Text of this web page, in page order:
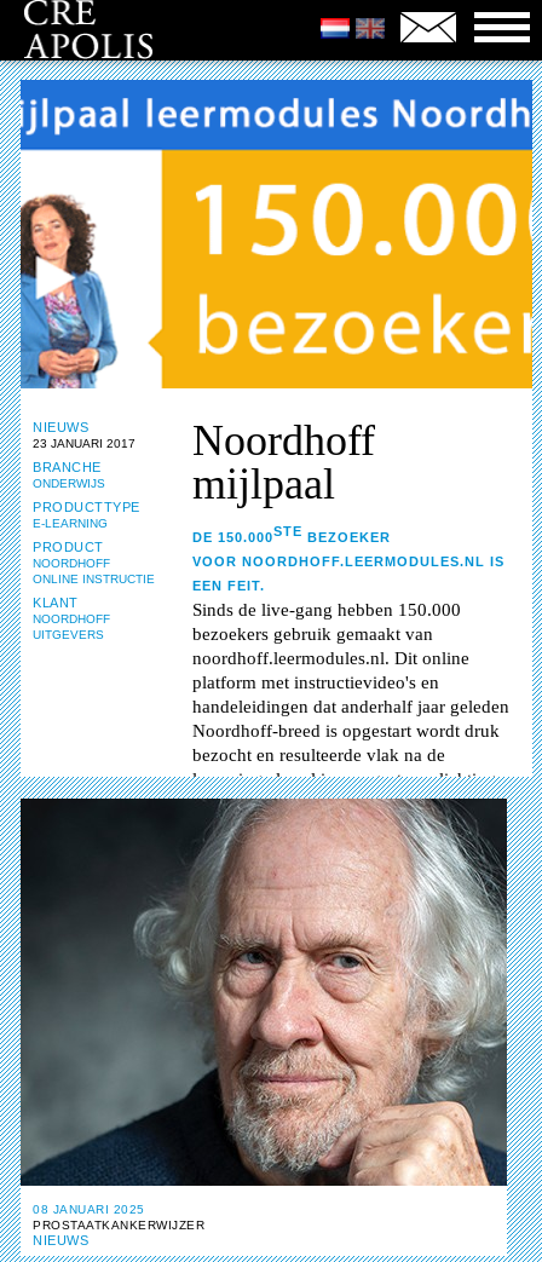
NIEUWS
23 JANUARI 2017
BRANCHE
ONDERWIJS
PRODUCTTYPE
E-LEARNING
PRODUCT
NOORDHOFF
ONLINE INSTRUCTIE
KLANT
NOORDHOFF
UITGEVERS
Noordhoff
mijlpaal
DE 150.000STE BEZOEKER
VOOR NOORDHOFF.LEERMODULES.NL IS
EEN FEIT.
Sinds de live-gang hebben 150.000
bezoekers gebruik gemaakt van
noordhoff.leermodules.nl. Dit online
platform met instructievideo's en
handeleidingen dat anderhalf jaar geleden
Noordhoff-breed is opgestart wordt druk
bezocht en resulteerde vlak na de
lancering al snel in een grote verlichting
van de helpdesk van Noordhoff.
OPEN DE WEBSITE
08 JANUARI 2025
PROSTAATKANKERWIJZER
NIEUWS